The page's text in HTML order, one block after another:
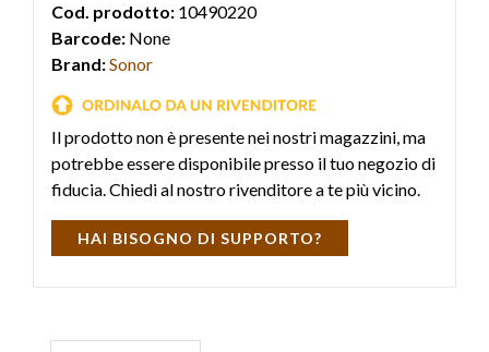
Cod. prodotto: 10490220
Barcode: None
Brand:Sonor
Il prodotto non è presente nei nostri magazzini, ma
potrebbe essere disponibile presso il tuo negozio di
fiducia. Chiedi al nostro rivenditore a te più vicino.
HAI BISOGNO DI SUPPORTO?